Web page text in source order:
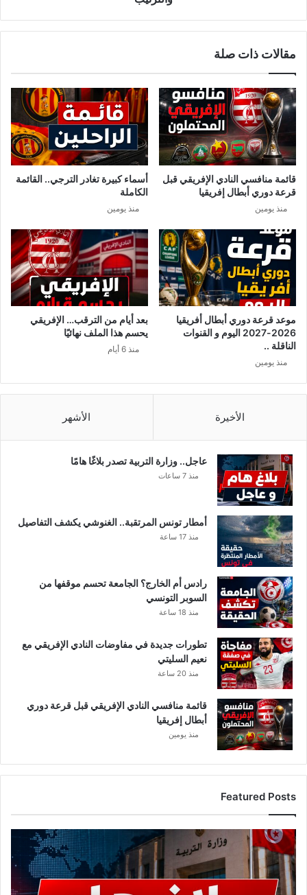
مقالات ذات صلة
قائمة منافسي النادي الإفريقي قبل
قرعة دوري أبطال إفريقيا
منذ يومين
أسماء كبيرة تغادر الترجي.. القائمة
الكاملة
منذ يومين
موعد قرعة دوري أبطال أفريقيا
2026-2027 اليوم و القنوات
الناقلة ..
منذ يومين
بعد أيام من الترقب… الإفريقي
يحسم هذا الملف نهائيًا
منذ 6 أيام
الأخيرة الأشهر
عاجل.. وزارة التربية تصدر بلاغًا هامًا
منذ 7 ساعات
أمطار تونس المرتقبة.. الغنوشي يكشف التفاصيل
منذ 17 ساعة
رادس أم الخارج؟ الجامعة تحسم موقفها من
السوبر التونسي
منذ 18 ساعة
تطورات جديدة في مفاوضات النادي الإفريقي مع
نعيم السليتي
منذ 20 ساعة
قائمة منافسي النادي الإفريقي قبل قرعة دوري
أبطال إفريقيا
منذ يومين
Featured Posts
عاجل..
وزارة
التربية
تصدر